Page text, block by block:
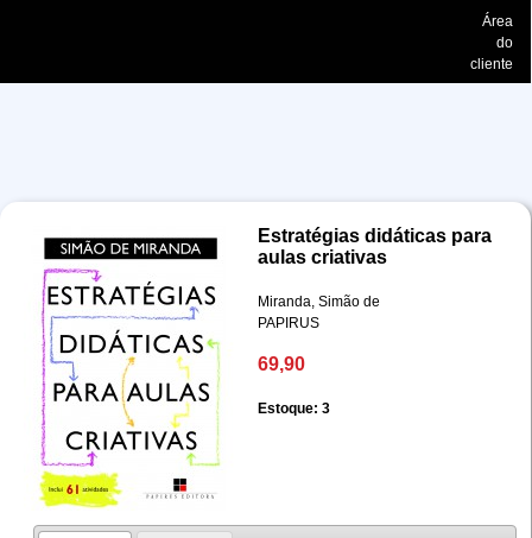
Área
do
cliente
Estratégias didáticas para
aulas criativas
Miranda, Simão de
PAPIRUS
69,90
Estoque: 3